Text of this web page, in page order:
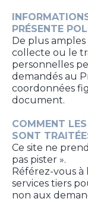
PRÉSENTE
De plus
collecte ou le
personnelles
demandés au
coordonnées
document.
COMMENT
SONT
Ce site ne
pas pister ».
Référez-vous
services tiers
non aux